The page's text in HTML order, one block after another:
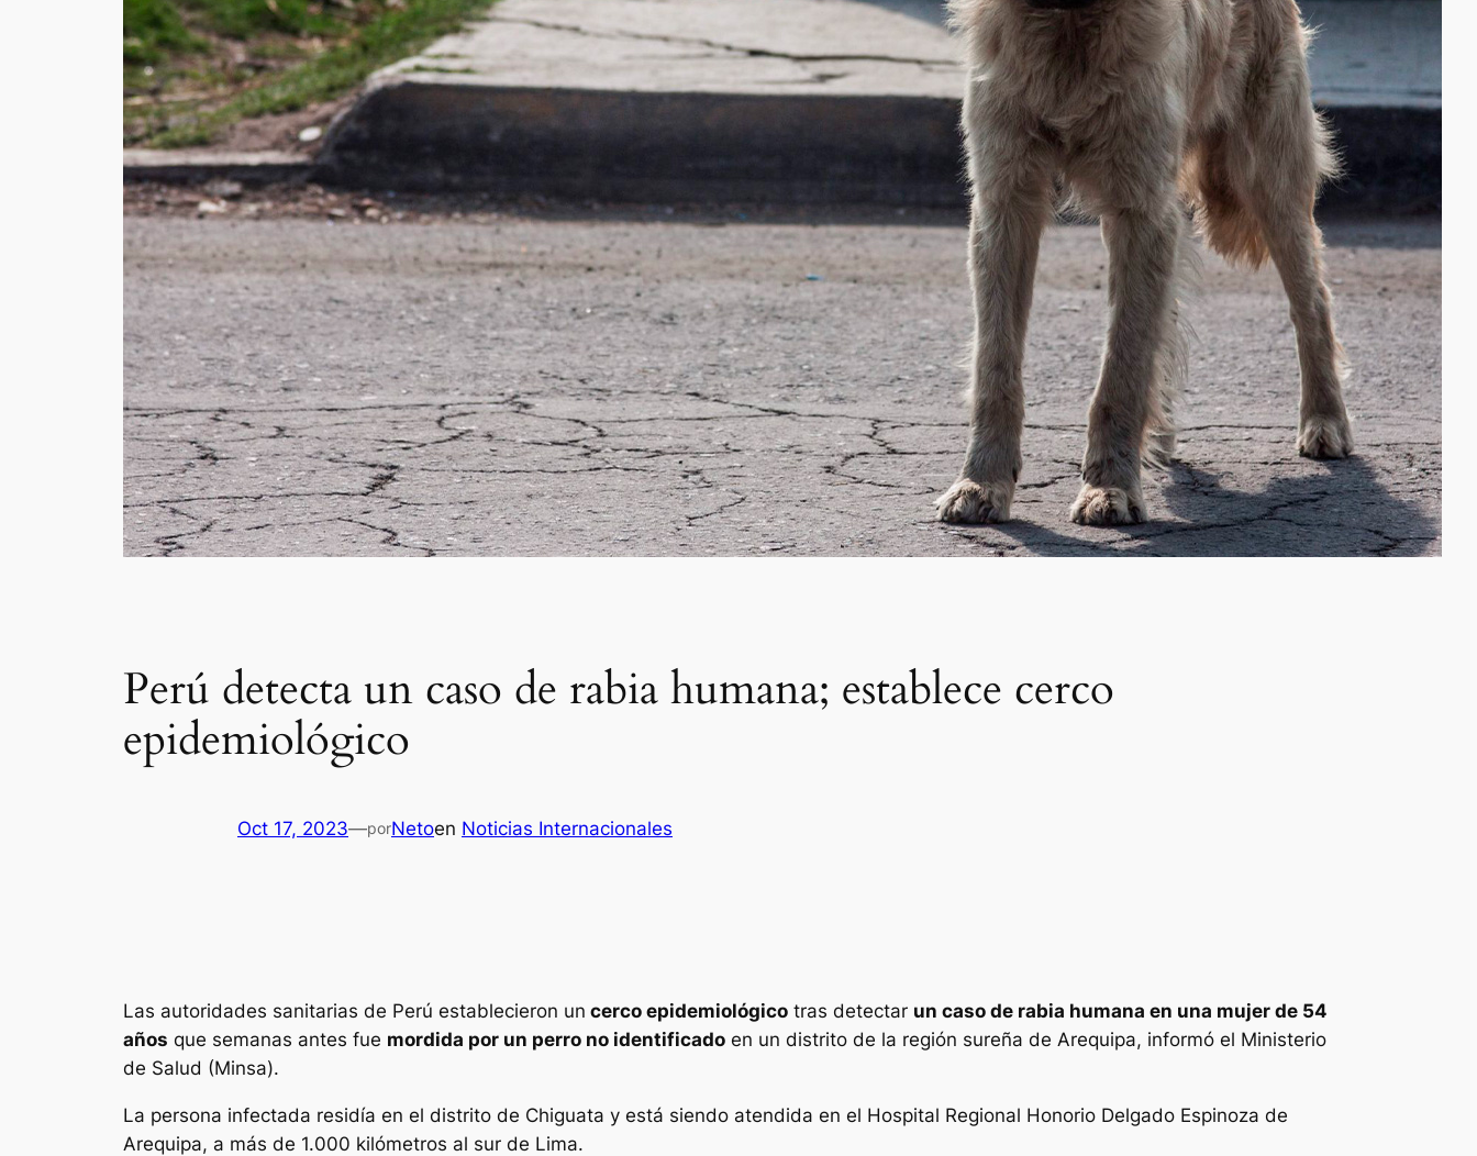
Perú detecta un caso de rabia humana; establece cerco
epidemiológico
Oct 17, 2023—porNetoen Noticias Internacionales
Las autoridades sanitarias de Perú establecieron un cerco epidemiológico tras detectar un caso de rabia humana en una mujer de 54
años que semanas antes fue mordida por un perro no identificado en un distrito de la región sureña de Arequipa, informó el Ministerio
de Salud (Minsa).
La persona infectada residía en el distrito de Chiguata y está siendo atendida en el Hospital Regional Honorio Delgado Espinoza de
Arequipa, a más de 1.000 kilómetros al sur de Lima.